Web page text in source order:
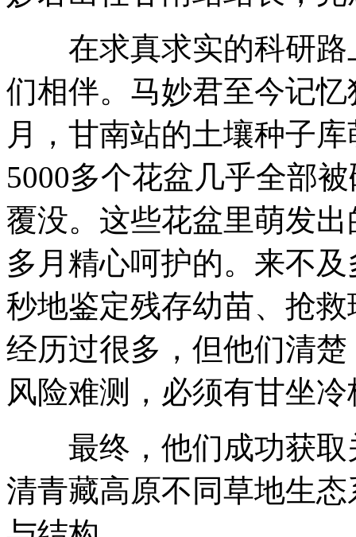
在求真求实的科研路
们相伴。马妙君至今记忆
月，甘南站的土壤种子
5000多个花盆几乎全部
覆没。这些花盆里萌发
多月精心呵护的。来不
秒地鉴定残存幼苗、抢
经历过很多，但他们清
风险难测，必须有甘坐
最终，他们成功获取
清青藏高原不同草地生